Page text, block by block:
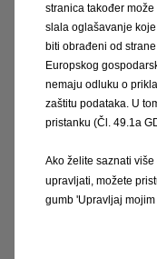
1 € ili u GS i
opreme za 1 €.
Prilikom kupnje
akciji uz Opel
u visini 500 €
umanjuje iskazana
Grandland. Za
stranica također
slala oglašavanje
biti obrađeni od
Europskog
nemaju odluku o
zaštitu podataka. U
pristanku (Čl. 49.1a
Ako želite saznati
upravljati, možete
gumb 'Upravljaj